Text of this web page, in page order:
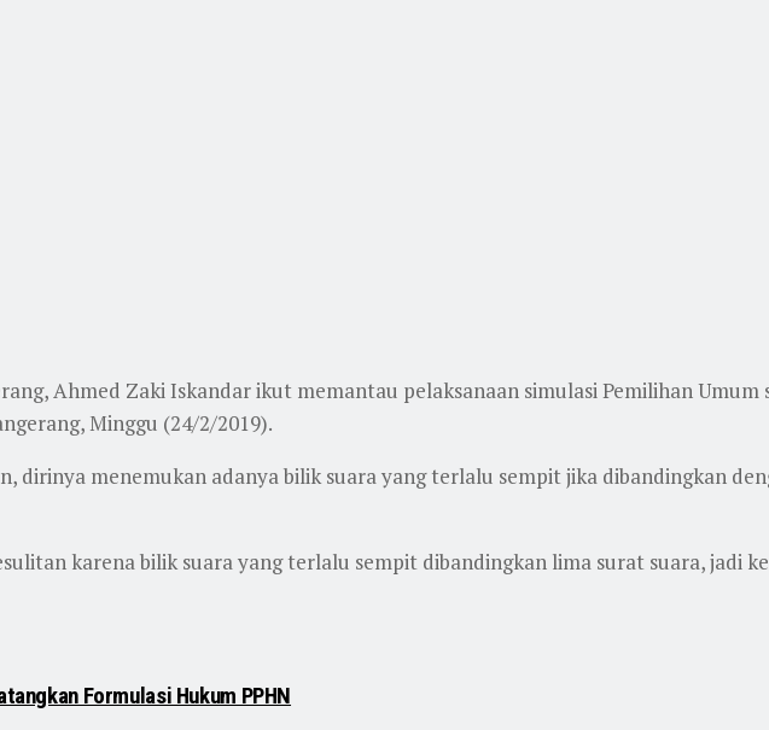
Ahmed Zaki Iskandar ikut memantau pelaksanaan simulasi Pemilihan Umum
Minggu (24/2/2019).
dirinya menemukan adanya bilik suara yang terlalu sempit jika dibandingkan
karena bilik suara yang terlalu sempit dibandingkan lima surat suara, jadi
Formulasi Hukum PPHN